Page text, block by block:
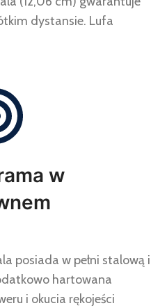
dystansie. Lufa
w
posiada w pełni stalową i
hartowana
i okucia rękojeści